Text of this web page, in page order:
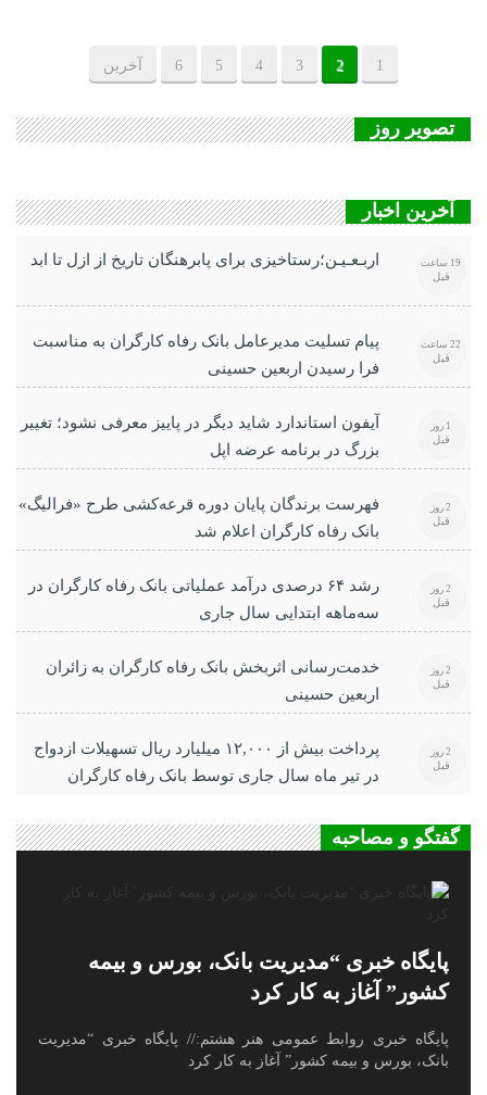
1
2
3
4
5
6 آخرین
تصویر روز
آخرین اخبار
اربـعـیـن؛رستاخیزی برای پابرهنگان تاریخ از ازل تا ابد 19 ساعت
قبل
پیام تسلیت مدیرعامل بانک رفاه کارگران به مناسبت
فرا رسیدن اربعین حسینی
22 ساعت
قبل
آیفون استاندارد شاید دیگر در پاییز معرفی نشود؛ تغییر
بزرگ در برنامه عرضه اپل
1 روز
قبل
فهرست برندگان پایان دوره قرعه‌کشی طرح «فرالیگ»
بانک رفاه کارگران اعلام شد
2 روز
قبل
رشد ۶۴ درصدی درآمد عملیاتی بانک رفاه کارگران در
سه‌ماهه ابتدایی سال جاری
2 روز
قبل
خدمت‌رسانی اثربخش بانک رفاه کارگران به زائران
اربعین حسینی
2 روز
قبل
پرداخت بیش از ۱۲,۰۰۰ میلیارد ریال تسهیلات ازدواج
در تیر ماه سال جاری توسط بانک رفاه کارگران
2 روز
قبل
گفتگو و مصاحبه
پایگاه خبری “مدیریت بانک، بورس و بیمه
کشور” آغاز به کار کرد
پایگاه خبری روابط عمومی هنر هشتم:// پایگاه خبری “مدیریت
بانک، بورس و بیمه کشور” آغاز به کار کرد